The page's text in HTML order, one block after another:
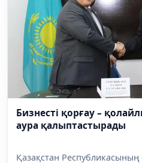
Бизнесті қорғау –
аура қалыптастырады
Қазақстан